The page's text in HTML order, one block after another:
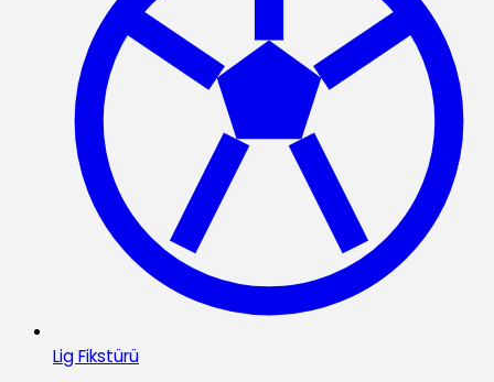
Lig Fikstürü